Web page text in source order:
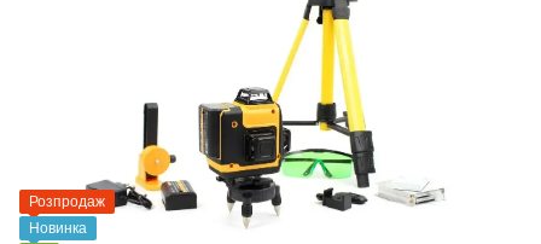
Розпродаж
Новинка